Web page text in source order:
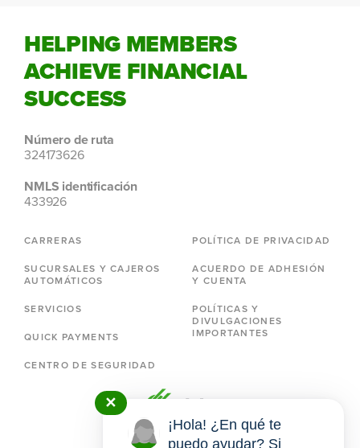
HELPING MEMBERS
ACHIEVE FINANCIAL
SUCCESS
Número de ruta
324173626
NMLS identificación
433926
CARRERAS
SUCURSALES Y CAJEROS
AUTOMÁTICOS
SERVICIOS
QUICK PAYMENTS
CENTRO DE SEGURIDAD
POLÍTICA DE PRIVACIDAD
ACUERDO DE ADHESIÓN
Y CUENTA
POLÍTICAS Y
DIVULGACIONES
IMPORTANTES
✕
¡Hola! ¿En qué te
puedo ayudar? Si